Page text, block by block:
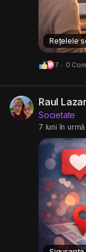
7 · 0
Raul Lazar
Societate
7 luni în urmă